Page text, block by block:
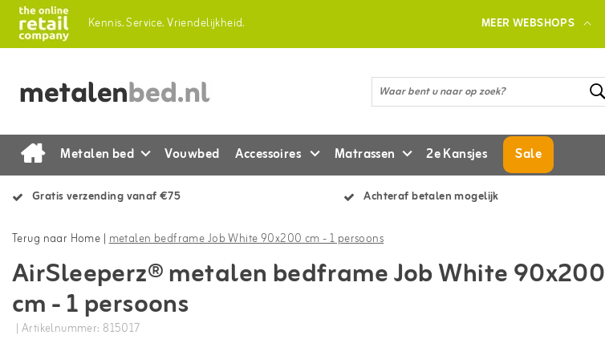
Kennis.Service.Vriendelijkheid. MEER WEBSHOPS
Metalen bed Vouwbed Accessoires Matrassen 2e Kansjes Sale
Gratis verzending vanaf €75 Achteraf betalen mogelijk
Terug naar Home |metalen bedframe Job White 90x200 cm - 1 persoons
AirSleeperz® metalen bedframe Job White 90x200
cm - 1 persoons
| Artikelnummer: 815017